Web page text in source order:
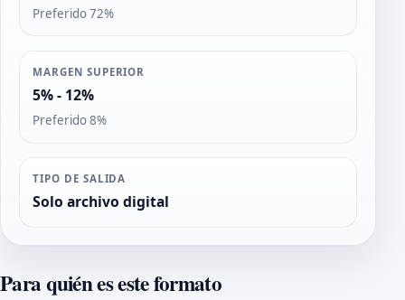
Preferido 72%
MARGEN SUPERIOR
5% - 12%
Preferido 8%
TIPO DE SALIDA
Solo archivo digital
Para quién es este formato